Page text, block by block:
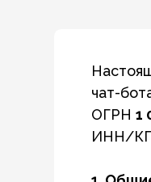
ОГРН 1
ИНН/
1. Общие
1.2.